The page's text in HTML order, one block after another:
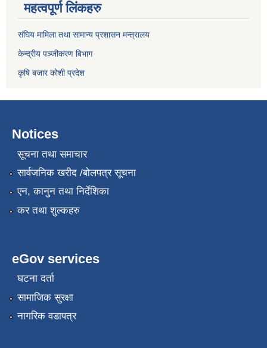
महत्वपूर्ण लिंकहरु
संघिय मामिला तथा सामान्य प्रशासन मन्त्रालय
केन्द्रीय पञ्जीकरण बिभाग
कृषि बजार कोशी प्रदेश
Notices
सूचना तथा समाचार
सार्वजनिक खरीद /बोलपत्र सूचना
एन, कानुन तथा निर्देशिका
कर तथा शुल्कहरु
eGov services
घटना दर्ता
सामाजिक सुरक्षा
नागरिक वडापत्र